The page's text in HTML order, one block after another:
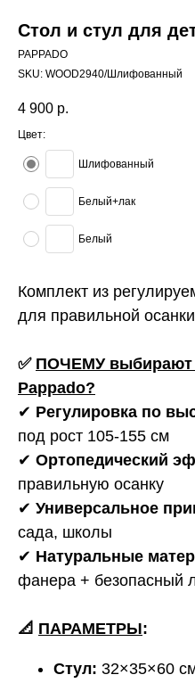
Стол и стул для
PAPPADO
SKU: WOOD2940/Шлифованный
4 900 р.
Цвет:
Шлифованный
Белый+лак
Белый
Комплект из
для правильной
✅ ПОЧЕМУ выбирают
Pappado?
✔ Регулировка по
под рост 105-155 см
✔ Ортопедический
правильную осанку
✔ Универсальное
сада, школы
✔ Натуральные
фанера + безопасный
📐 ПАРАМЕТРЫ:
Стул: 32×35×60